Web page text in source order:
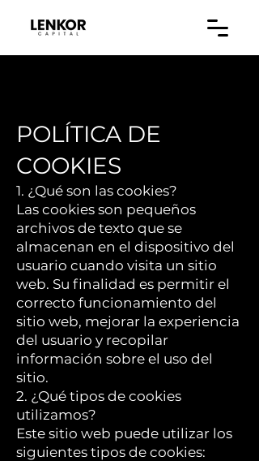
POLÍTICA DE
COOKIES
1. ¿Qué son las cookies?
Las cookies son pequeños
archivos de texto que se
almacenan en el dispositivo del
usuario cuando visita un sitio
web. Su finalidad es permitir el
correcto funcionamiento del
sitio web, mejorar la experiencia
del usuario y recopilar
información sobre el uso del
sitio.
2. ¿Qué tipos de cookies
utilizamos?
Este sitio web puede utilizar los
siguientes tipos de cookies: